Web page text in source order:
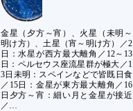
金星（夕方～宵）、火星（未明～
明け方）、土星（宵～明け方）／2
日：水星が西方最大離角／12～13
日：ペルセウス座流星群が極大／1
3日未明：スペインなどで皆既日食
／15日：金星が東方最大離角／16
日夕方～宵：細い月と金星が接近
／…